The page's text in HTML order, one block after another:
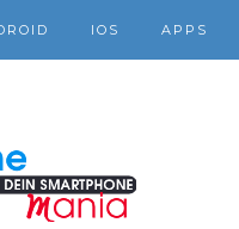
IOS APPS